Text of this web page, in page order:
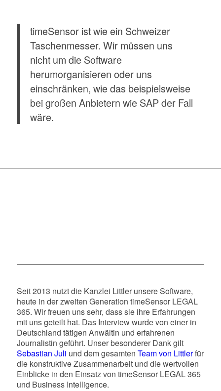
timeSensor ist wie ein Schweizer
Taschenmesser. Wir müssen uns
nicht um die Software
herumorganisieren oder uns
einschränken, wie das beispielsweise
bei großen Anbietern wie SAP der Fall
wäre.
Seit 2013 nutzt die Kanzlei Littler unsere Software,
heute in der zweiten Generation timeSensor LEGAL
365. Wir freuen uns sehr, dass sie ihre Erfahrungen
mit uns geteilt hat. Das Interview wurde von einer in
Deutschland tätigen Anwältin und erfahrenen
Journalistin geführt. Unser besonderer Dank gilt
Sebastian Juli und dem gesamten Team von Littlerfür
die konstruktive Zusammenarbeit und die wertvollen
Einblicke in den Einsatz von timeSensor LEGAL 365
und Business Intelligence.